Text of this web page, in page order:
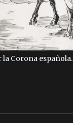
Corona española.